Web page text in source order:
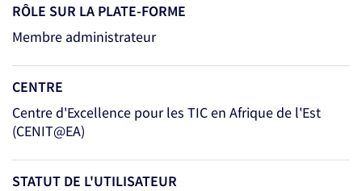
RÔLE SUR LA PLATE-FORME
Membre administrateur
CENTRE
Centre d'Excellence pour les TIC en Afrique de l'Est
(CENIT@EA)
STATUT DE L'UTILISATEUR